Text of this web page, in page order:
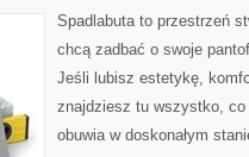
Spadlabuta to przestrzeń
chcą zadbać o swoje
Jeśli lubisz estetykę,
znajdziesz tu wszystko,
obuwia w doskonałym